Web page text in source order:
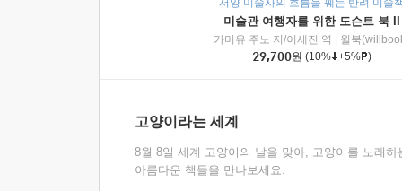
서양 미술사의 흐름을 꿰는 반려 미술
미술관 여행자를 위한 도슨트 북 II
카미유 주노 저/이세진 역
윌북
29,700원 (10% +5% )
고양이라는 세계
8월 8일 세계 고양이의 날을 맞아, 고양이를 노래하
아름다운 책들을 만나보세요.